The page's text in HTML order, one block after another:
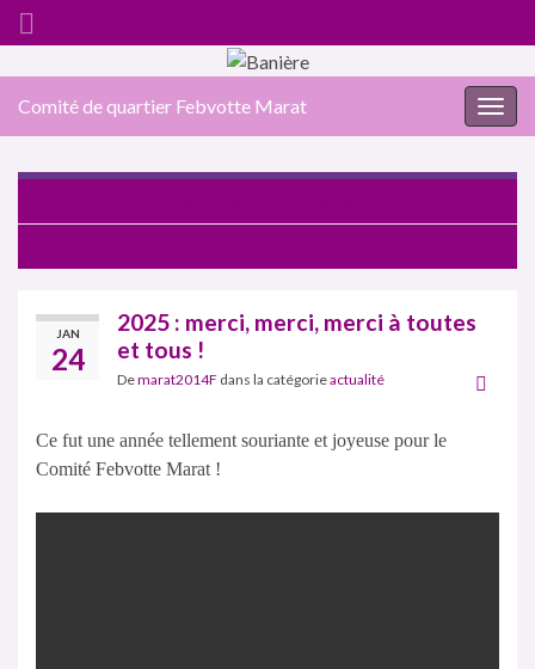
Comité de quartier Febvotte Marat
JAN
24
2025 : merci, merci, merci à toutes
et tous !
Demarat2014F dans la catégorieactualité
Ce fut une année tellement souriante et joyeuse pour le
Comité Febvotte Marat !